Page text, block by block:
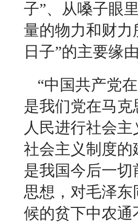
子”、从嗓子眼
量的物力和财
日子”的主要缘
“中国共产党
是我们党在马
人民进行社会
社会主义制度
是我国今后一
思想，对毛泽
候的贫下中农